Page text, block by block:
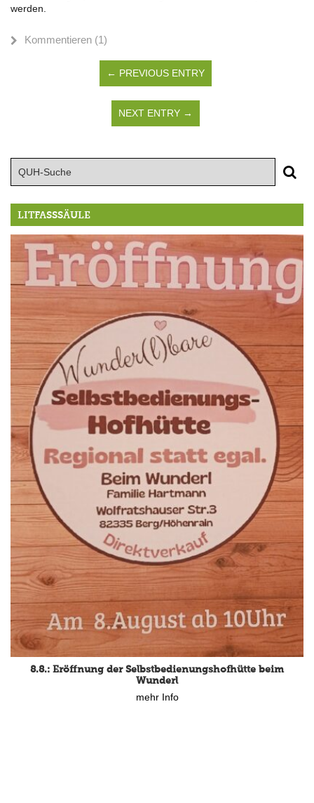
werden.
Kommentieren (1)
← PREVIOUS ENTRY
NEXT ENTRY →
LITFASSSÄULE
8.8.: Eröffnung der Selbstbedienungshofhütte beim
Wunderl
mehr Info